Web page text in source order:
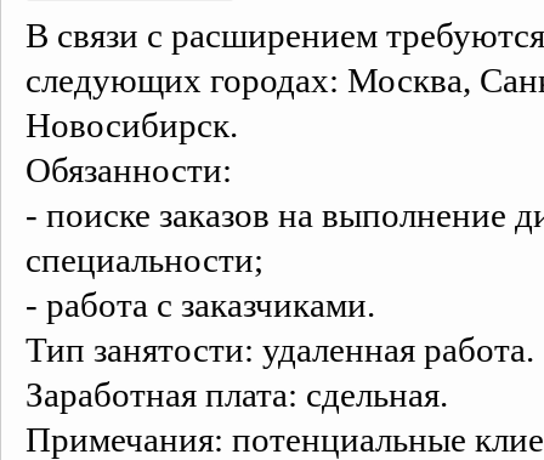
В связи с расширением
следующих городах: Москва,
Новосибирск.
Обязанности:
- поиске заказов на выполнение
специальности;
- работа с заказчиками.
Тип занятости: удаленная работа.
Заработная плата: сдельная.
Примечания: потенциальные